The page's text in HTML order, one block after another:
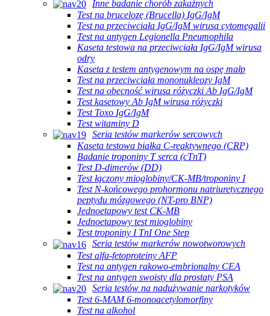
Inne badanie chorób zakaźnych
Test na brucelozę (Brucella) IgG/IgM
Test na przeciwciała IgG/IgM wirusa cytomegalii
Test na antygen Legionella Pneumophila
Kaseta testowa na przeciwciała IgG/IgM wirusa
odry
Kaseta z testem antygenowym na ospę małp
Test na przeciwciała mononukleozy IgM
Test na obecność wirusa różyczki Ab IgG/IgM
Test kasetowy Ab IgM wirusa różyczki
Test Toxo IgG/IgM
Test witaminy D
Seria testów markerów sercowych
Kaseta testowa białka C-reaktywnego (CRP)
Badanie troponiny T serca (cTnT)
Test D-dimerów (DD)
Test łączony mioglobiny/CK-MB/troponiny I
Test N-końcowego prohormonu natriuretycznego
peptydu mózgowego (NT-pro BNP)
Jednoetapowy test CK-MB
Jednoetapowy test mioglobiny
Test troponiny I TnI One Step
Seria testów markerów nowotworowych
Test alfa-fetoproteiny AFP
Test na antygen rakowo-embrionalny CEA
Test na antygen swoisty dla prostaty PSA
Seria testów na nadużywanie narkotyków
Test 6-MAM 6-monoacetylomorfiny
Test na alkohol